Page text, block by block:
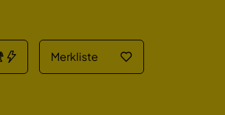
Merkliste